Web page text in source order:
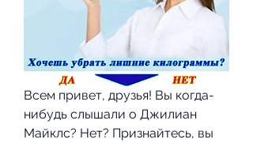
Всем привет, друзья! Вы когда-
нибудь слышали о Джилиан
Майклс? Нет? Признайтесь, вы